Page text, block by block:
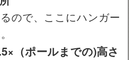
ので、ここにハンガー
（ポールまでの)高さ